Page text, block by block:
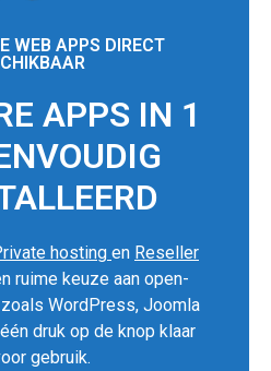
WEB APPS DIRECT
APPS IN 1
hosting en Reseller
ruime keuze aan open-
WordPress, Joomla
druk op de knop klaar
gebruik.